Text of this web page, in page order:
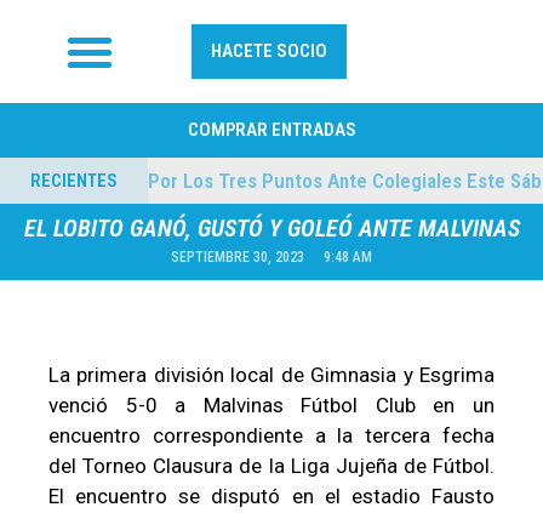
HACETE SOCIO
COMPRAR ENTRADAS
RECIENTES
04/08/2026 El “Lobo” Va Por Los Tres Puntos Ante
EL LOBITO GANÓ, GUSTÓ Y GOLEÓ ANTE MALVINAS
SEPTIEMBRE 30, 2023 9:48 AM
La primera división local de Gimnasia y Esgrima
venció 5-0 a Malvinas Fútbol Club en un
encuentro correspondiente a la tercera fecha
del Torneo Clausura de la Liga Jujeña de Fútbol.
El encuentro se disputó en el estadio Fausto